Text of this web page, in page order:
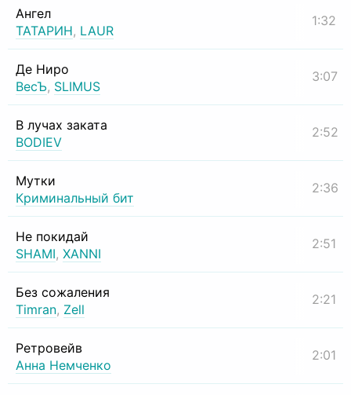
Ангел
ТАТАРИН, LAUR
1:32
Де Ниро
ВесЪ, SLIMUS
3:07
В лучах заката
BODIEV
2:52
Мутки
Криминальный бит
2:36
Не покидай
SHAMI, XANNI
2:51
Без сожаления
Timran, Zell
2:21
Ретровейв
Анна Немченко
2:01